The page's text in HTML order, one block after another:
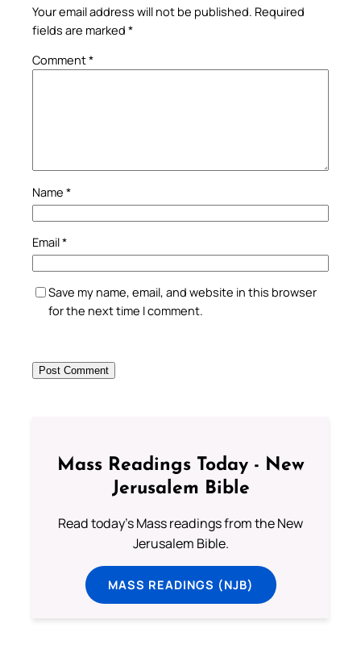
Your email address will not be published. Required
fields are marked *
Comment*
Name *
Email*
Save my name, email, and website in this browser
for the next time I comment.
Mass Readings Today - New
Jerusalem Bible
Read today's Mass readings from the New
Jerusalem Bible.
MASS READINGS (NJB)